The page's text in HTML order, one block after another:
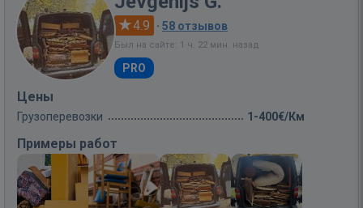
4.9 · 58 отзывов
Был на сайте: 1 ч. 22 мин. назад
PRO
Цены
Грузоперевозки 1-400€/Км
Примеры работ